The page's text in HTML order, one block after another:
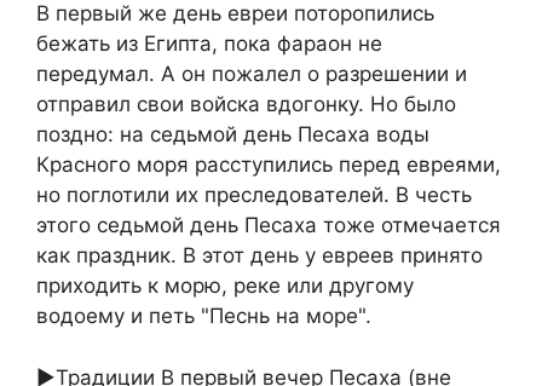
В первый же день евреи поторопились
бежать из Египта, пока фараон не
передумал. А он пожалел о разрешении и
отправил свои войска вдогонку. Но было
поздно: на седьмой день Песаха воды
Красного моря расступились перед евреями,
но поглотили их преследователей. В честь
этого седьмой день Песаха тоже отмечается
как праздник. В этот день у евреев принято
приходить к морю, реке или другому
водоему и петь "Песнь на море".
►Традиции В первый вечер Песаха (вне